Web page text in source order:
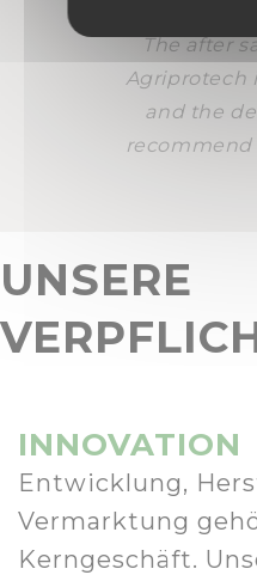
The after
Agriprotech
and the
UNSERE
INNOVATION
Entwicklung,
Vermarktung
Kerngeschäft.